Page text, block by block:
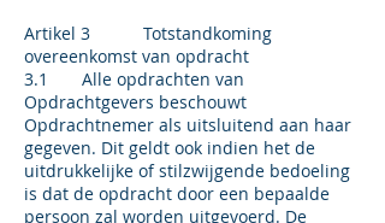
Artikel 3 Totstandkoming
overeenkomst van opdracht
3.1 Alle opdrachten van
Opdrachtgevers beschouwt
Opdrachtnemer als uitsluitend aan haar
gegeven. Dit geldt ook indien het de
uitdrukkelijke of stilzwijgende bedoeling
is dat de opdracht door een bepaalde
persoon zal worden uitgevoerd. De